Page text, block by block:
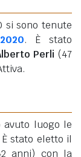
si sono tenute
. È stato
Perli (47
avuto luogo le
stato eletto il
anni) con la